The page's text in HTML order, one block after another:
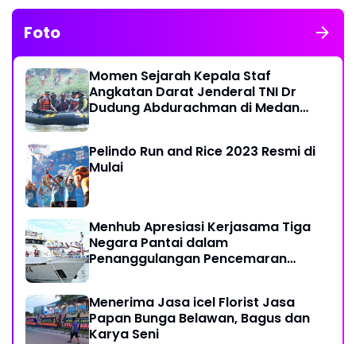
Foto
Momen Sejarah Kepala Staf
Angkatan Darat Jenderal TNI Dr
Dudung Abdurachman di Medan
Pelindo Run and Rice 2023 Resmi di
Mulai
Menhub Apresiasi Kerjasama Tiga
Negara Pantai dalam
Penanggulangan Pencemaran
Menerima Jasa icel Florist Jasa
Papan Bunga Belawan, Bagus dan
Karya Seni